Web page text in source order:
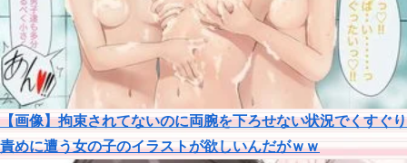
【画像】拘束されてないのに両腕を下ろせない状況でくすぐり
責めに遭う女の子のイラストが欲しいんだがｗｗ